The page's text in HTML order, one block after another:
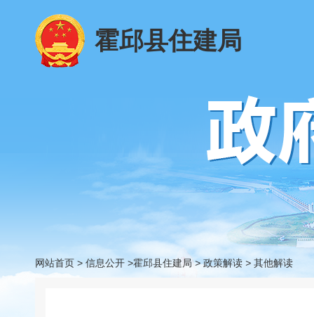
霍邱县住建局
网站首页 > 信息公开 >霍邱县住建局> 政策解读 > 其他解读